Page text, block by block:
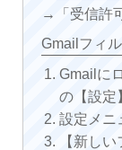
→「受信許
Gmailフィ
Gmailに
の【設定
設定メニ
【新し